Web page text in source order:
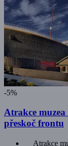
-5%
Atrakce
přeskoč frontu
Atrakce